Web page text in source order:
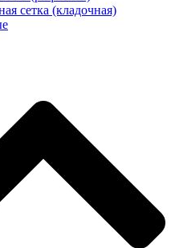
сетка (кладочная)